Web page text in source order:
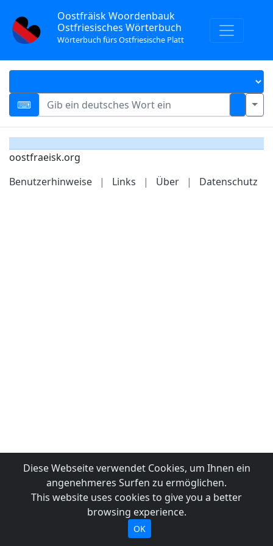
Oostfräisk Woordenbauk
Ostfriesisches Wörterbuch
Wörterbuch fürs Ostfriesische Platt
oostfraeisk.org
Benutzerhinweise
| Links | Über | Datenschutz
Diese Webseite verwendet Cookies, um Ihnen ein
angenehmeres Surfen zu ermöglichen.
This website uses cookies to give you a better
browsing experience.
OK